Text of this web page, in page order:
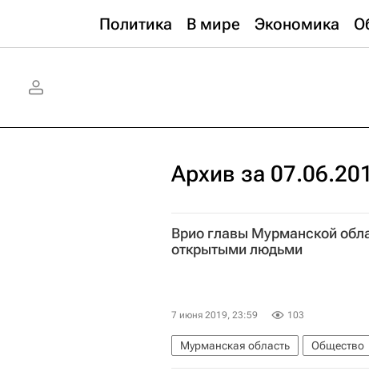
Политика В мире Экономика
Архив за
Врио главы Мурманской
открытыми людьми
7 июня 2019, 23:59 103
Мурманская область Общество
Фонд "Петербургский